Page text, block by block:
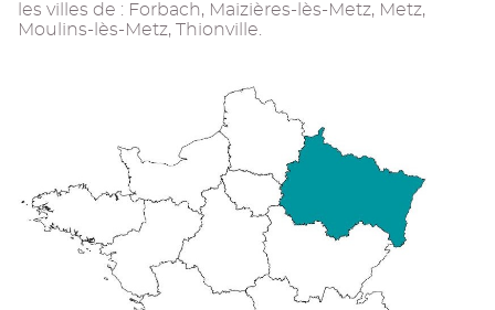
les villes de : Forbach, Maizières-lès-Metz, Metz,
Moulins-lès-Metz, Thionville.